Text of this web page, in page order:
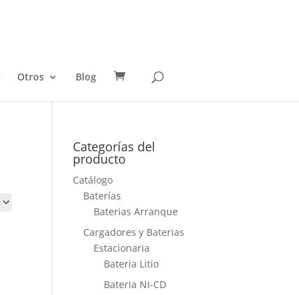
Otros Blog
Categorías del
producto
Catálogo
Baterías
Baterias Arranque
Cargadores y Baterias
Estacionaria
Bateria Litio
Bateria NI-CD